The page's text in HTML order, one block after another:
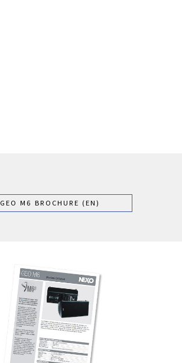
GEO M6 BROCHURE (EN)